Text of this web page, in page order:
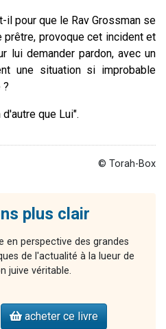
il pour que le Rav Grossman se
provoque cet incident et
lui demander pardon, avec un
une situation si improbable
?
d'autre que Lui".
© Torah-Box
plus clair
en perspective des grandes
de l'actualité à la lueur de
juive véritable.
acheter ce livre